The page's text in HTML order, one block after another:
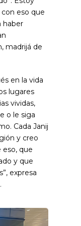
eso que
haber
madrijá de
en la vida
lugares
vividas,
o le siga
Cada Janij
y creo
eso, que
y que
expresa